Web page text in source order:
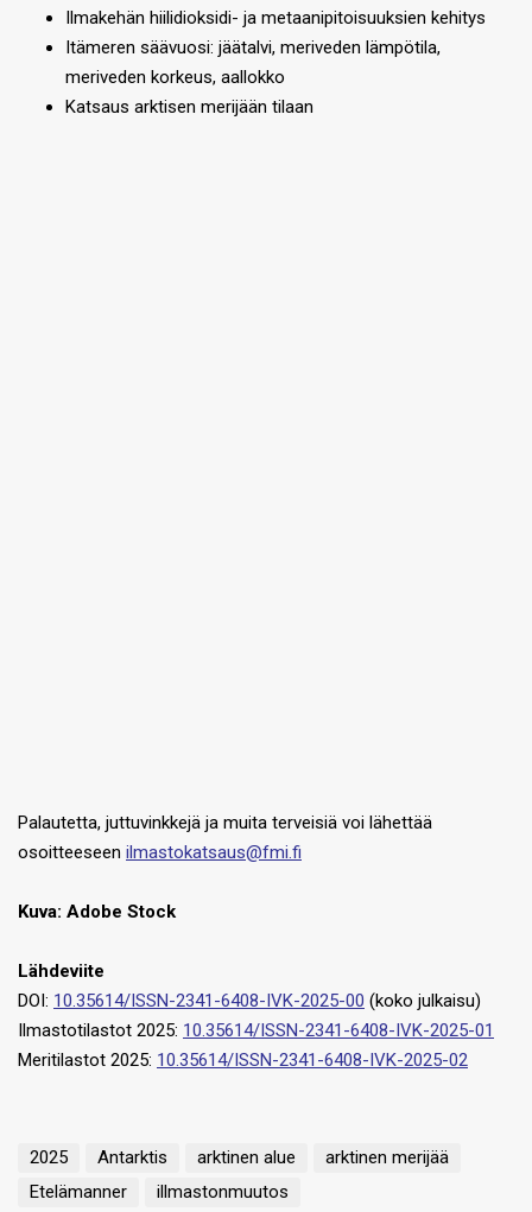
Ilmakehän hiilidioksidi- ja metaanipitoisuuksien kehitys
Itämeren säävuosi: jäätalvi, meriveden lämpötila,
meriveden korkeus, aallokko
Katsaus arktisen merijään tilaan
Palautetta, juttuvinkkejä ja muita terveisiä voi lähettää
osoitteeseen ilmastokatsaus@fmi.fi
Kuva: Adobe Stock
Lähdeviite
DOI: 10.35614/ISSN-2341-6408-IVK-2025-00 (koko julkaisu)
Ilmastotilastot 2025: 10.35614/ISSN-2341-6408-IVK-2025-01
Meritilastot 2025: 10.35614/ISSN-2341-6408-IVK-2025-02
2025 Antarktis arktinen alue
arktinen merijää
Etelämanner
illmastonmuutos